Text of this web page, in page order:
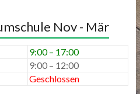
Nov - Mär
9:00 – 17:00
9:00 – 12:00
Geschlossen